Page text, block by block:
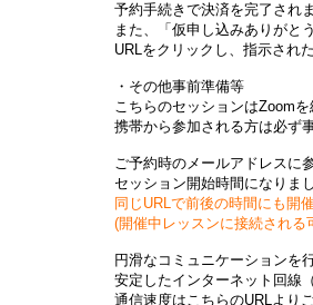
予約手続きで決済を完了され
また、「仮申し込みありがと
URLをクリックし、指示され
・その他事前準備等
こちらのセッションはZoom
携帯から参加される方は必ず
ご予約時のメールアドレスに
セッション開始時間になりま
同じURLで前後の時間にも開
(開催中レッスンに接続され
円滑なコミュニケーションを
安定したインターネット回線
通信速度はこちらのURLより